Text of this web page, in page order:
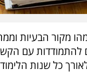
מקור הבעיות
להתמודדות עם
כל שנות